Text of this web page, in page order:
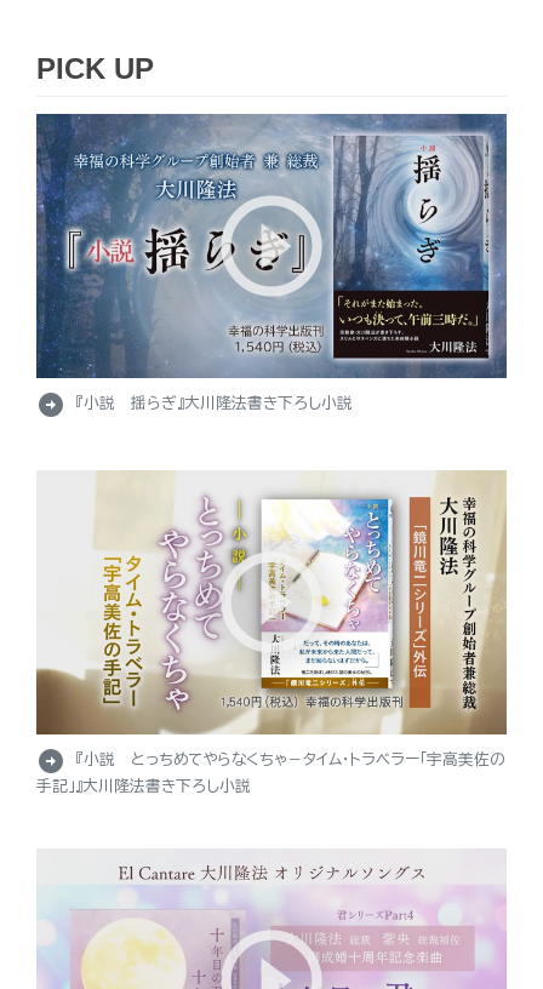
PICK UP
arrow_circle_right 『小説 揺らぎ』大川隆法書き下ろし小説
arrow_circle_right
『小説 とっちめてやらなくちゃ－タイム・トラベラー「宇高美佐の
手記」』大川隆法書き下ろし小説